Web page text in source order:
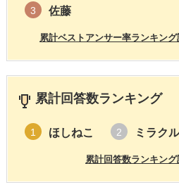
3 佐藤
累計ベストアンサー率ランキン
累計回答数ランキング
1 ほしねこ 2 ミラク
累計回答数ランキン